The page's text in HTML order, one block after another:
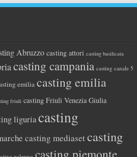
Abruzzo casting attori casting basilicata
casting campania casting canale 5
emilia casting emilia
friuli casting Friuli Venezia Giulia
liguriacasting
casting mediasetcasting